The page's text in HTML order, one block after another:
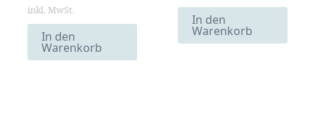
inkl. MwSt.
In den
Warenkorb
In den
Warenkorb